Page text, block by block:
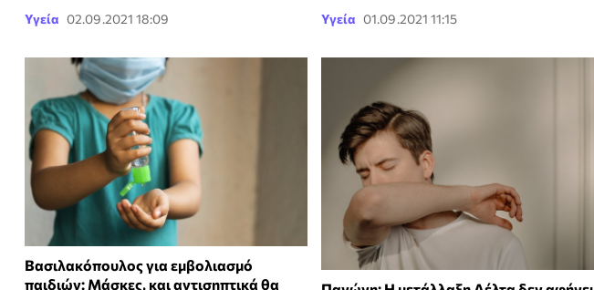
Υγεία 02.09.2021 18:09 Υγεία 01.09.2021 11:15
Βασιλακόπουλος για εμβολιασμό
παιδιών: Mάσκες, και αντισηπτικά θα